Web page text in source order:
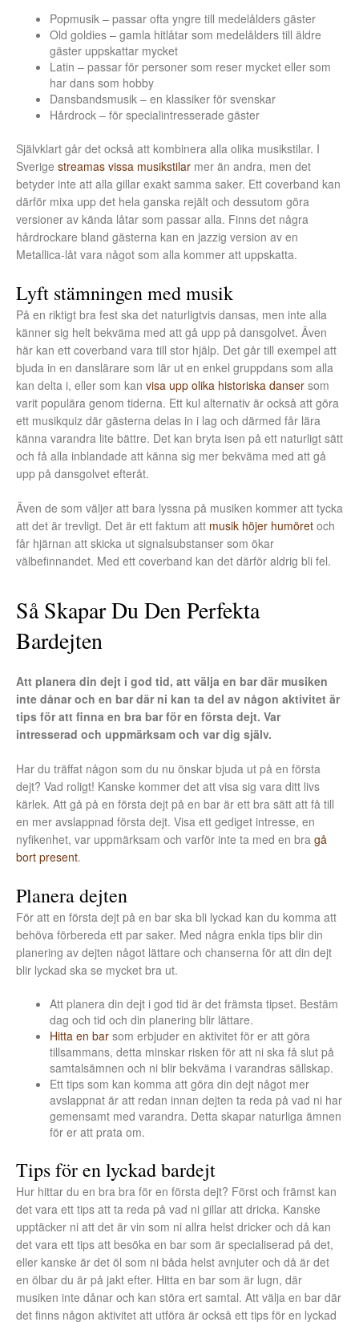
Popmusik – passar ofta yngre till medelålders gäster
Old goldies – gamla hitlåtar som medelålders till äldre
gäster uppskattar mycket
Latin – passar för personer som reser mycket eller som
har dans som hobby
Dansbandsmusik – en klassiker för svenskar
Hårdrock – för specialintresserade gäster
Självklart går det också att kombinera alla olika musikstilar. I
Sverige streamas vissa musikstilar mer än andra, men det
betyder inte att alla gillar exakt samma saker. Ett coverband kan
därför mixa upp det hela ganska rejält och dessutom göra
versioner av kända låtar som passar alla. Finns det några
hårdrockare bland gästerna kan en jazzig version av en
Metallica-låt vara något som alla kommer att uppskatta.
Lyft stämningen med musik
På en riktigt bra fest ska det naturligtvis dansas, men inte alla
känner sig helt bekväma med att gå upp på dansgolvet. Även
här kan ett coverband vara till stor hjälp. Det går till exempel att
bjuda in en danslärare som lär ut en enkel gruppdans som alla
kan delta i, eller som kan visa upp olika historiska danser som
varit populära genom tiderna. Ett kul alternativ är också att göra
ett musikquiz där gästerna delas in i lag och därmed får lära
känna varandra lite bättre. Det kan bryta isen på ett naturligt sätt
och få alla inblandade att känna sig mer bekväma med att gå
upp på dansgolvet efteråt.
Även de som väljer att bara lyssna på musiken kommer att tycka
att det är trevligt. Det är ett faktum att musik höjer humöret och
får hjärnan att skicka ut signalsubstanser som ökar
välbefinnandet. Med ett coverband kan det därför aldrig bli fel.
Så Skapar Du Den Perfekta
Bardejten
Att planera din dejt i god tid, att välja en bar där musiken
inte dånar och en bar där ni kan ta del av någon aktivitet är
tips för att finna en bra bar för en första dejt. Var
intresserad och uppmärksam och var dig själv.
Har du träffat någon som du nu önskar bjuda ut på en första
dejt? Vad roligt! Kanske kommer det att visa sig vara ditt livs
kärlek. Att gå på en första dejt på en bar är ett bra sätt att få till
en mer avslappnad första dejt. Visa ett gediget intresse, en
nyfikenhet, var uppmärksam och varför inte ta med en bra gå
bort present.
Planera dejten
För att en första dejt på en bar ska bli lyckad kan du komma att
behöva förbereda ett par saker. Med några enkla tips blir din
planering av dejten något lättare och chanserna för att din dejt
blir lyckad ska se mycket bra ut.
Att planera din dejt i god tid är det främsta tipset. Bestäm
dag och tid och din planering blir lättare.
Hitta en bar som erbjuder en aktivitet för er att göra
tillsammans, detta minskar risken för att ni ska få slut på
samtalsämnen och ni blir bekväma i varandras sällskap.
Ett tips som kan komma att göra din dejt något mer
avslappnat är att redan innan dejten ta reda på vad ni har
gemensamt med varandra. Detta skapar naturliga ämnen
för er att prata om.
Tips för en lyckad bardejt
Hur hittar du en bra bra för en första dejt? Först och främst kan
det vara ett tips att ta reda på vad ni gillar att dricka. Kanske
upptäcker ni att det är vin som ni allra helst dricker och då kan
det vara ett tips att besöka en bar som är specialiserad på det,
eller kanske är det öl som ni båda helst avnjuter och då är det
en ölbar du är på jakt efter. Hitta en bar som är lugn, där
musiken inte dånar och kan störa ert samtal. Att välja en bar där
det finns någon aktivitet att utföra är också ett tips för en lyckad